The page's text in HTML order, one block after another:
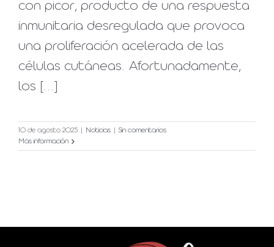
con picor, producto de una respuesta
inmunitaria desregulada que provoca
una proliferación acelerada de las
células cutáneas. Afortunadamente,
los [...]
10 de agosto 2025 Noticias
Sin comentarios
Más información